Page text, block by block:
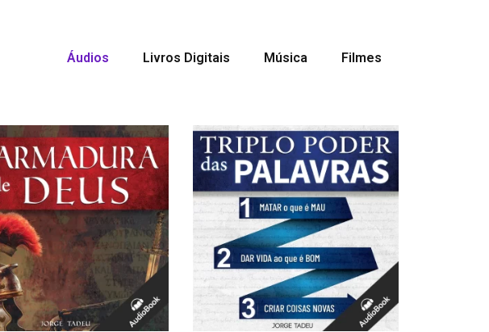
Áudios Livros Digitais Música Filmes